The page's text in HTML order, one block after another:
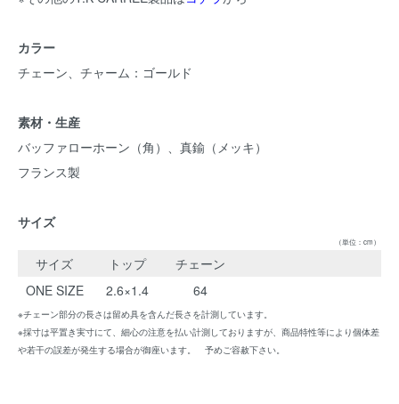
カラー
チェーン、チャーム：ゴールド
素材・生産
バッファローホーン（角）、真鍮（メッキ）
フランス製
サイズ
（単位：cm）
サイズ トップ
チェーン
ONE SIZE
2.6×1.4 64
※チェーン部分の長さは留め具を含んだ長さを計測しています。
※採寸は平置き実寸にて、細心の注意を払い計測しておりますが、商品特性等により個体差
や若干の誤差が発生する場合が御座います。 予めご容赦下さい。